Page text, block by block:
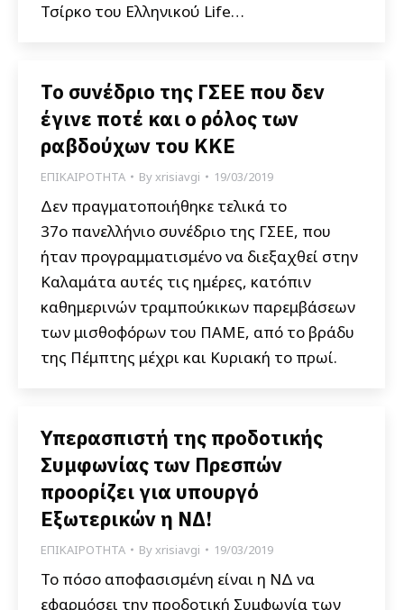
Τσίρκο του Ελληνικού Life…
Το συνέδριο της ΓΣΕΕ που δεν
έγινε ποτέ και ο ρόλος των
ραβδούχων του ΚΚΕ
ΕΠΙΚΑΙΡΟΤΗΤΑ Byxrisiavgi 19/03/2019
Δεν πραγματοποιήθηκε τελικά το
37ο πανελλήνιο συνέδριο της ΓΣΕΕ, που
ήταν προγραμματισμένο να διεξαχθεί στην
Καλαμάτα αυτές τις ημέρες, κατόπιν
καθημερινών τραμπούκικων παρεμβάσεων
των μισθοφόρων του ΠΑΜΕ, από το βράδυ
της Πέμπτης μέχρι και Κυριακή το πρωί.
Υπερασπιστή της προδοτικής
Συμφωνίας των Πρεσπών
προορίζει για υπουργό
Εξωτερικών η ΝΔ!
ΕΠΙΚΑΙΡΟΤΗΤΑ Byxrisiavgi 19/03/2019
Το πόσο αποφασισμένη είναι η ΝΔ να
εφαρμόσει την προδοτική Συμφωνία των